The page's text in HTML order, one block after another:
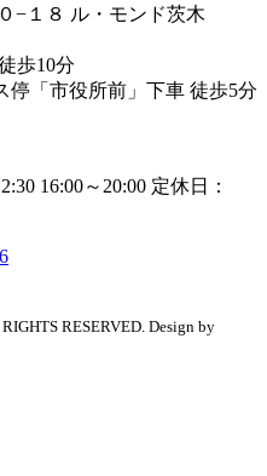
−１８ ル・モンド茨木
歩10分
停「市役所前」下車 徒歩5分
RESERVED. Design by